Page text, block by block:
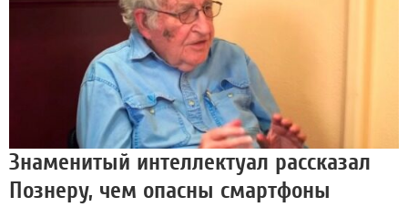
Знаменитый интеллектуал рассказал
Познеру, чем опасны смартфоны